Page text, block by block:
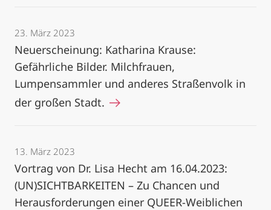
23. März 2023
Neuerscheinung: Katharina Krause:
Gefährliche Bilder. Milchfrauen,
Lumpensammler und anderes Straßenvolk in
der großen Stadt.
13. März 2023
Vortrag von Dr. Lisa Hecht am 16.04.2023:
(UN)SICHTBARKEITEN – Zu Chancen und
Herausforderungen einer QUEER-Weiblichen